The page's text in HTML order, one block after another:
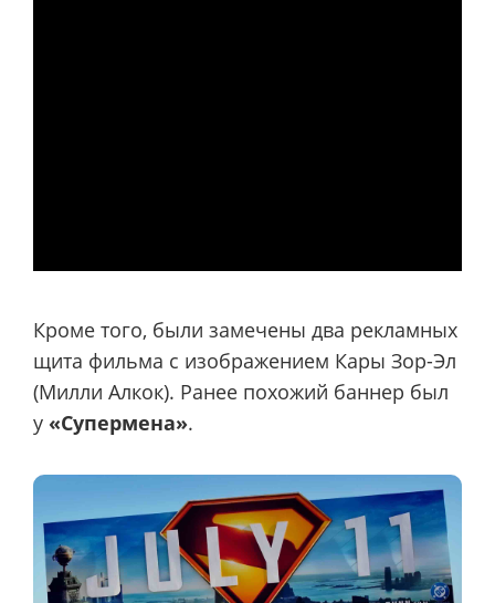
Кроме того, были замечены два рекламных
щита фильма с изображением Кары Зор-Эл
(Милли Алкок). Ранее похожий баннер был
у «Супермена».